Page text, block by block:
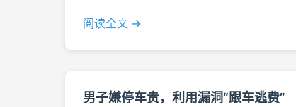
阅读全文 →
男子嫌停车贵，利用漏洞“跟车逃费”